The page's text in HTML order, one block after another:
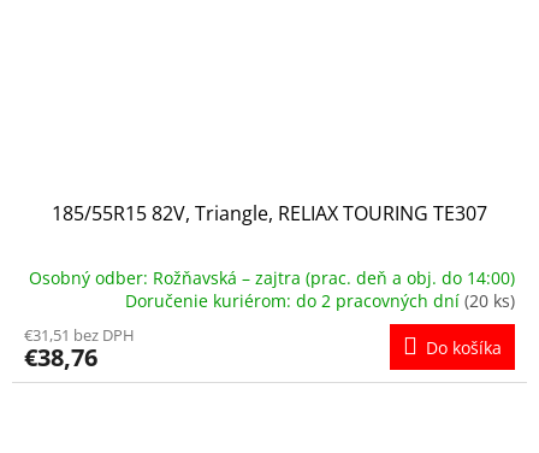
185/55R15 82V, Triangle, RELIAX TOURING TE307
Osobný odber: Rožňavská – zajtra (prac. deň a obj. do 14:00)
Doručenie kuriérom: do 2 pracovných dní (20 ks)
€31,51 bez DPH
€38,76 Do košíka